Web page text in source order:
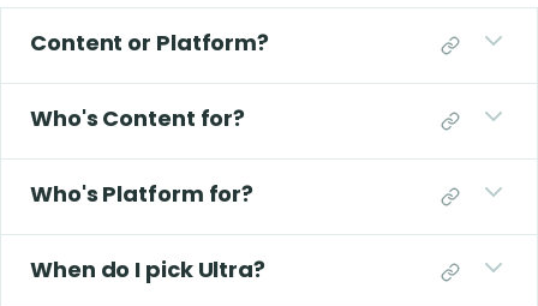
Content or Platform?
Who's Content for?
Who's Platform for?
When do I pick Ultra?